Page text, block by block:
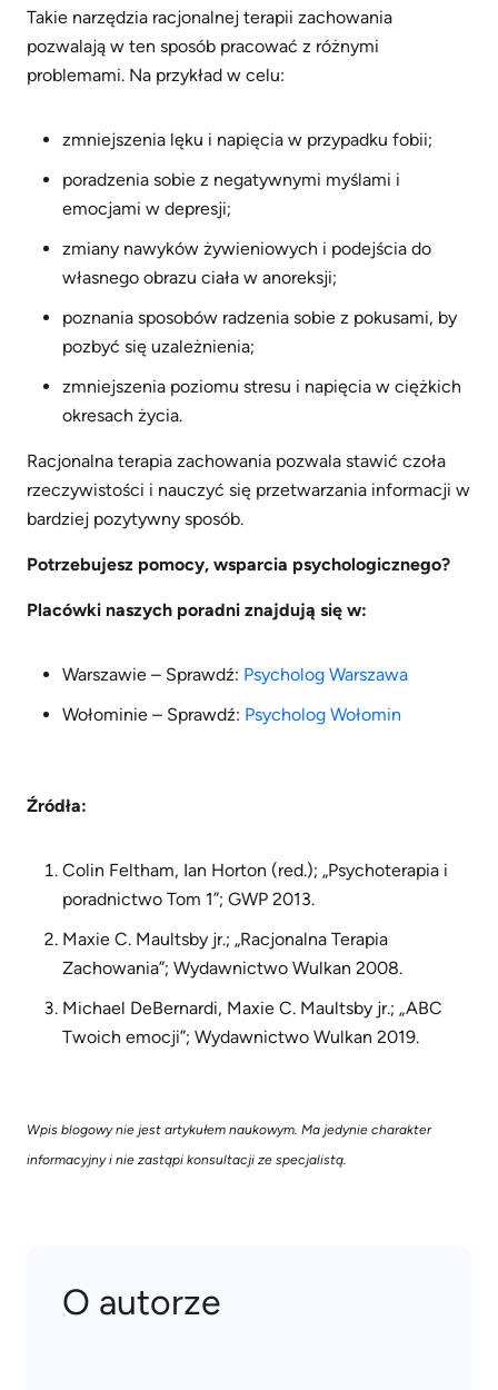
Takie narzędzia racjonalnej terapii zachowania
pozwalają w ten sposób pracować z różnymi
problemami. Na przykład w celu:
zmniejszenia lęku i napięcia w przypadku fobii;
poradzenia sobie z negatywnymi myślami i
emocjami w depresji;
zmiany nawyków żywieniowych i podejścia do
własnego obrazu ciała w anoreksji;
poznania sposobów radzenia sobie z pokusami, by
pozbyć się uzależnienia;
zmniejszenia poziomu stresu i napięcia w ciężkich
okresach życia.
Racjonalna terapia zachowania pozwala stawić czoła
rzeczywistości i nauczyć się przetwarzania informacji w
bardziej pozytywny sposób.
Potrzebujesz pomocy, wsparcia psychologicznego?
Placówki naszych poradni znajdują się w:
Warszawie – Sprawdź: Psycholog Warszawa
Wołominie – Sprawdź: Psycholog Wołomin
Źródła:
Colin Feltham, Ian Horton (red.); „Psychoterapia i
poradnictwo Tom 1”; GWP 2013.
Maxie C. Maultsby jr.; „Racjonalna Terapia
Zachowania”; Wydawnictwo Wulkan 2008.
Michael DeBernardi, Maxie C. Maultsby jr.; „ABC
Twoich emocji”; Wydawnictwo Wulkan 2019.
Wpis blogowy nie jest artykułem naukowym. Ma jedynie charakter
informacyjny i nie zastąpi konsultacji ze specjalistą.
O autorze